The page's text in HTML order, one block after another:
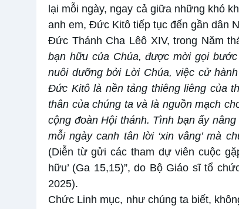
lại mỗi ngày, ngay cả giữa những khó
anh em, Đức Kitô tiếp tục đến gần dân
Đức Thánh Cha Lêô XIV, trong Năm
bạn hữu của Chúa, được mời gọi
nuôi dưỡng bởi Lời Chúa, việc cử
Đức Kitô là nền tảng thiêng liêng của
thân của chúng ta và là nguồn mạch
cộng đoàn Hội thánh. Tình bạn ấy
mỗi ngày canh tân lời ‘xin vâng’ mà
(Diễn từ gửi các tham dự viên cuộc
hữu’ (Ga 15,15)”, do Bộ Giáo sĩ tổ
2025).
Chức Linh mục, như chúng ta biết,